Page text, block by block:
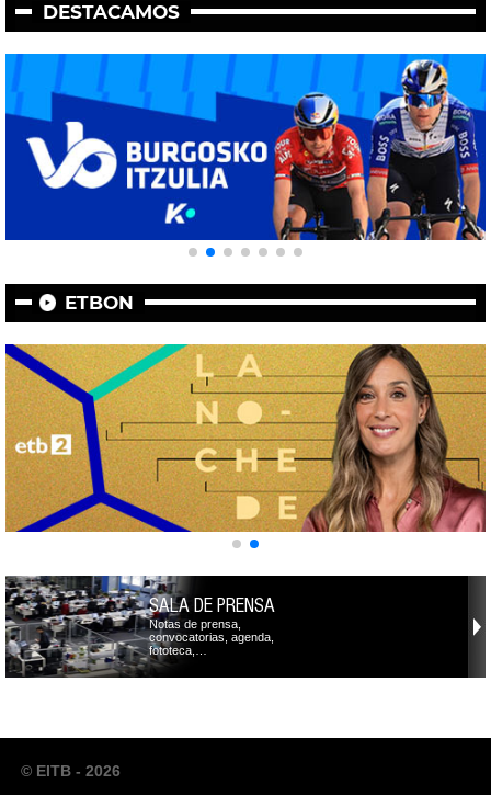
DESTACAMOS
ETBON
SALA DE PRENSA
Notas de prensa,
convocatorias, agenda,
fototeca,…
© EITB - 2026